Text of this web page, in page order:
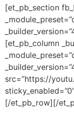
[et_pb_section
[et_pb_column
src=”https://
[/et_pb_row][/